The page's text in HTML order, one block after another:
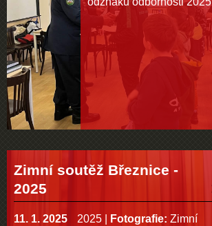
Zimní soutěž Březnice -
2025
11. 1. 2025 2025 Fotografie: Zimní